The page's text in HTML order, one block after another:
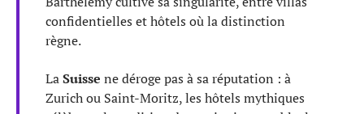
confidentielles et hôtels où la distinction
règne.
LaSuisse ne déroge pas à sa réputation : à
Zurich ou Saint-Moritz, les hôtels mythiques